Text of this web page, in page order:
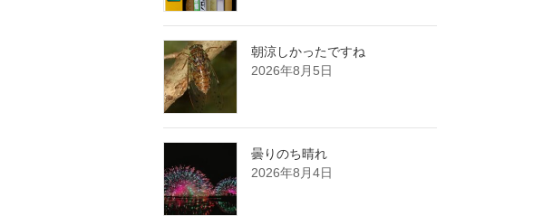
朝涼しかったですね
2026年8月5日
曇りのち晴れ
2026年8月4日